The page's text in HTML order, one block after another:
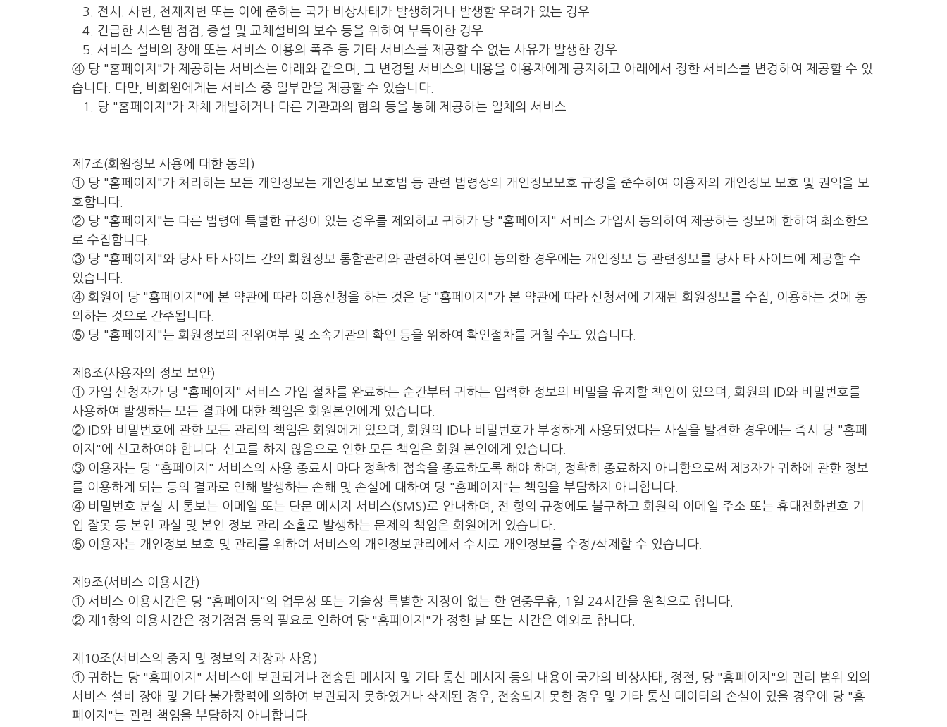
3. 전시. 사변, 천재지변 또는 이에 준하는 국가 비상사태가 발생하거나 발생할 우려가 있는 경우
4. 긴급한 시스템 점검, 증설 및 교체설비의 보수 등을 위하여 부득이한 경우
5. 서비스 설비의 장애 또는 서비스 이용의 폭주 등 기타 서비스를 제공할 수 없는 사유가 발생한 경우
④ 당 "홈페이지"가 제공하는 서비스는 아래와 같으며, 그 변경될 서비스의 내용을 이용자에게 공지하고 아래에서 정한 서비스를 변경하여 제공할 수 있
습니다. 다만, 비회원에게는 서비스 중 일부만을 제공할 수 있습니다.
1. 당 "홈페이지"가 자체 개발하거나 다른 기관과의 협의 등을 통해 제공하는 일체의 서비스
제7조(회원정보 사용에 대한 동의)
① 당 "홈페이지"가 처리하는 모든 개인정보는 개인정보 보호법 등 관련 법령상의 개인정보보호 규정을 준수하여 이용자의 개인정보 보호 및 권익을 보
호합니다.
② 당 "홈페이지"는 다른 법령에 특별한 규정이 있는 경우를 제외하고 귀하가 당 "홈페이지" 서비스 가입시 동의하여 제공하는 정보에 한하여 최소한으
로 수집합니다.
③ 당 "홈페이지"와 당사 타 사이트 간의 회원정보 통합관리와 관련하여 본인이 동의한 경우에는 개인정보 등 관련정보를 당사 타 사이트에 제공할 수
있습니다.
④ 회원이 당 "홈페이지"에 본 약관에 따라 이용신청을 하는 것은 당 "홈페이지"가 본 약관에 따라 신청서에 기재된 회원정보를 수집, 이용하는 것에 동
의하는 것으로 간주됩니다.
⑤ 당 "홈페이지"는 회원정보의 진위여부 및 소속기관의 확인 등을 위하여 확인절차를 거칠 수도 있습니다.
제8조(사용자의 정보 보안)
① 가입 신청자가 당 "홈페이지" 서비스 가입 절차를 완료하는 순간부터 귀하는 입력한 정보의 비밀을 유지할 책임이 있으며, 회원의 ID와 비밀번호를
사용하여 발생하는 모든 결과에 대한 책임은 회원본인에게 있습니다.
② ID와 비밀번호에 관한 모든 관리의 책임은 회원에게 있으며, 회원의 ID나 비밀번호가 부정하게 사용되었다는 사실을 발견한 경우에는 즉시 당 "홈페
이지"에 신고하여야 합니다. 신고를 하지 않음으로 인한 모든 책임은 회원 본인에게 있습니다.
③ 이용자는 당 "홈페이지" 서비스의 사용 종료시 마다 정확히 접속을 종료하도록 해야 하며, 정확히 종료하지 아니함으로써 제3자가 귀하에 관한 정보
를 이용하게 되는 등의 결과로 인해 발생하는 손해 및 손실에 대하여 당 "홈페이지"는 책임을 부담하지 아니합니다.
④ 비밀번호 분실 시 통보는 이메일 또는 단문 메시지 서비스(SMS)로 안내하며, 전 항의 규정에도 불구하고 회원의 이메일 주소 또는 휴대전화번호 기
입 잘못 등 본인 과실 및 본인 정보 관리 소홀로 발생하는 문제의 책임은 회원에게 있습니다.
⑤ 이용자는 개인정보 보호 및 관리를 위하여 서비스의 개인정보관리에서 수시로 개인정보를 수정/삭제할 수 있습니다.
제9조(서비스 이용시간)
① 서비스 이용시간은 당 "홈페이지"의 업무상 또는 기술상 특별한 지장이 없는 한 연중무휴, 1일 24시간을 원칙으로 합니다.
② 제1항의 이용시간은 정기점검 등의 필요로 인하여 당 "홈페이지"가 정한 날 또는 시간은 예외로 합니다.
제10조(서비스의 중지 및 정보의 저장과 사용)
① 귀하는 당 "홈페이지" 서비스에 보관되거나 전송된 메시지 및 기타 통신 메시지 등의 내용이 국가의 비상사태, 정전, 당 "홈페이지"의 관리 범위 외의
서비스 설비 장애 및 기타 불가항력에 의하여 보관되지 못하였거나 삭제된 경우, 전송되지 못한 경우 및 기타 통신 데이터의 손실이 있을 경우에 당 "홈
페이지"는 관련 책임을 부담하지 아니합니다.